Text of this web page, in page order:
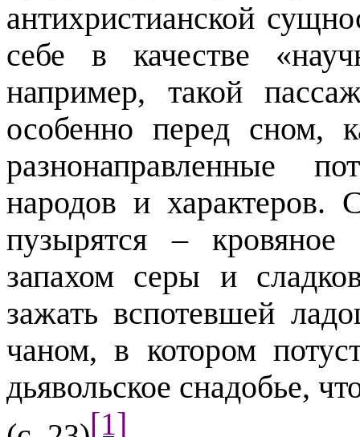
антихристианской
себе в качестве
например, такой
особенно перед сном,
разнонаправленные
народов и характеров.
пузырятся –
запахом серы и
зажать вспотевшей
чаном, в котором
дьявольское снадобье,
[1]